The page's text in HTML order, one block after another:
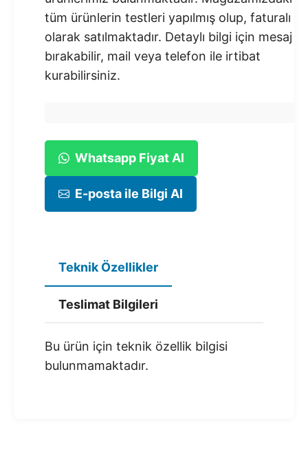
tüm ürünlerin testleri yapılmış olup, faturalı
olarak satılmaktadır. Detaylı bilgi için mesaj
bırakabilir, mail veya telefon ile irtibat
kurabilirsiniz.
Whatsapp Fiyat Al
E-posta ile Bilgi Al
Teknik Özellikler
Teslimat Bilgileri
Bu ürün için teknik özellik bilgisi
bulunmamaktadır.